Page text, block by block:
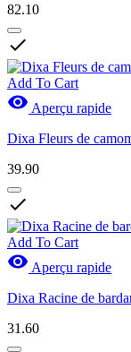
82.10

Add To Cart
 Aperçu rapide
Dixa Fleurs de
39.90

Add To Cart
 Aperçu rapide
Dixa Racine de
31.60